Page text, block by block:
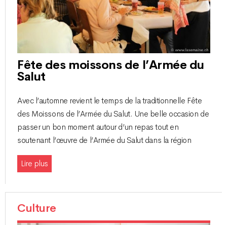
Fête des moissons de l’Armée du
Salut
Avec l’automne revient le temps de la traditionnelle Fête
des Moissons de l’Armée du Salut. Une belle occasion de
passer un bon moment autour d’un repas tout en
soutenant l’œuvre de l’Armée du Salut dans la région
Lire plus
Culture